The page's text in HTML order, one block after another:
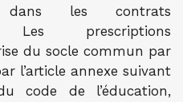
les contrats
Les prescriptions
du socle commun par
l’article annexe suivant
code de l’éducation,